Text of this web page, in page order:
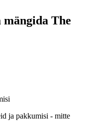
mängida The
ja pakkumisi - mitte